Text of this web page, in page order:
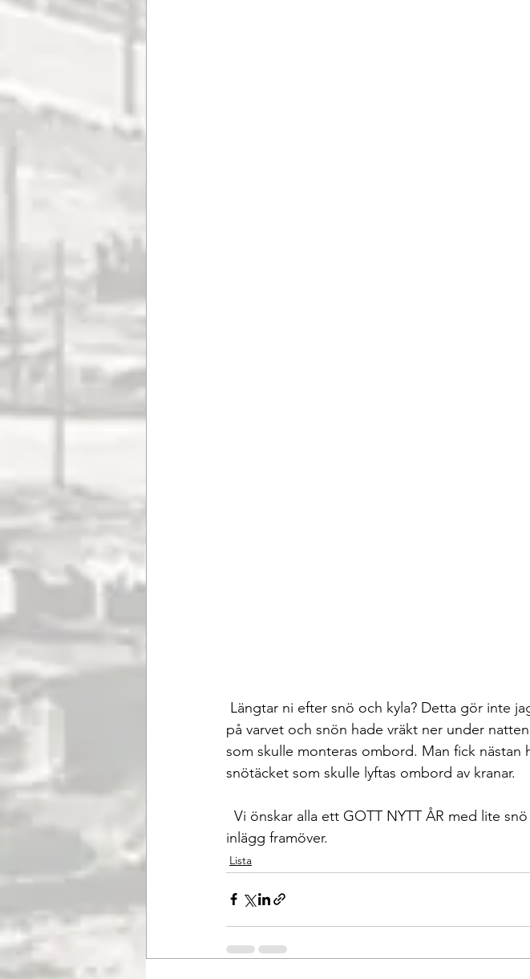
på varvet och snön hade vräkt ner under
som skulle monteras ombord. Man fick
snötäcket som skulle lyftas ombord av kranar.
inlägg framöver.
Lista